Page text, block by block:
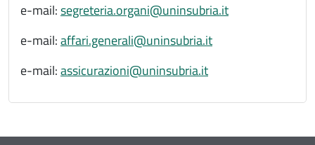
e-mail:segreteria.organi@uninsubria.it
e-mail:affari.generali@uninsubria.it
e-mail:assicurazioni@uninsubria.it